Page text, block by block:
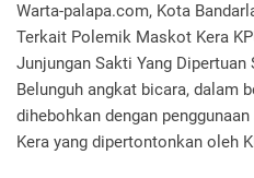
Warta-palapa.com, Kota
Terkait Polemik Maskot Kera
Junjungan Sakti Yang Dipertuan
Belunguh angkat bicara, dalam
dihebohkan dengan
Kera yang dipertontonkan oleh